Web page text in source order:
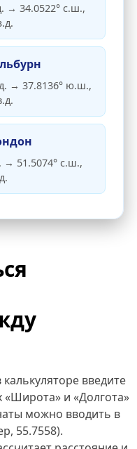
→ 34.0522° с.ш.,
→ 37.8136° ю.ш.,
→ 51.5074° с.ш.,
введите
«Широта» и «Долгота»
можно вводить в
55.7558).